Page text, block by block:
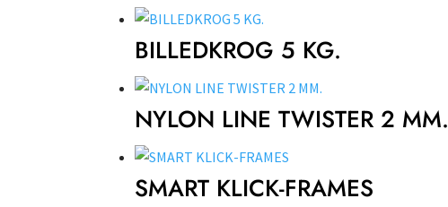
BILLEDKROG 5 KG.
NYLON LINE TWISTER 2 MM.
SMART KLICK-FRAMES